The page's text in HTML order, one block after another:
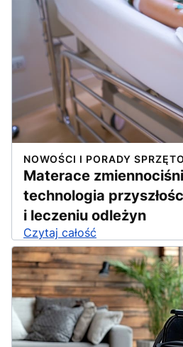
NOWOŚCI I PORADY
Materace
technologia
i leczeniu odleżyn
Czytaj całość